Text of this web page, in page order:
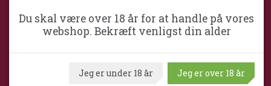
Hillerød VinKompagni ApS / Maximum
DK-3400 Hillerød
Du skal være over 18 år for at handle på vores
webshop. Bekræft venligst din alder
Jeg er under 18 år Jeg er over 18 år